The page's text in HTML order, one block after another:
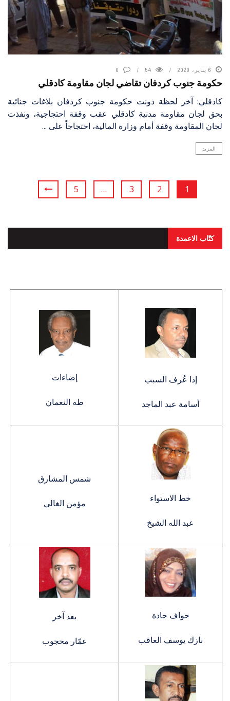
6 يناير، 2020 54
0
حكومة جنوب كردفان تقاضي لجان مقاومة كادقلي
كادقلي: آخر لحظة دونت حكومة جنوب كردفان بلاغات جنائية
بحق لجان مقاومة مدنية كادقلي عقب وقفة احتجاجية، ونفذت
لجان المقاومة وقفة أمام وزارة المالية، احتجاجاً على ...
المزيد
1
2
3
…
5
كتّاب الاعمدة
إذا عُرف السبب
أسامة عبد الماجد
إضاءات
طه النعمان
خط الاستواء
عبد الله الشيخ
شمس المشارق
مؤمن الغالي
حواف حادة
نازك يوسف العاقب
بعد آخر
عمّار محجوب